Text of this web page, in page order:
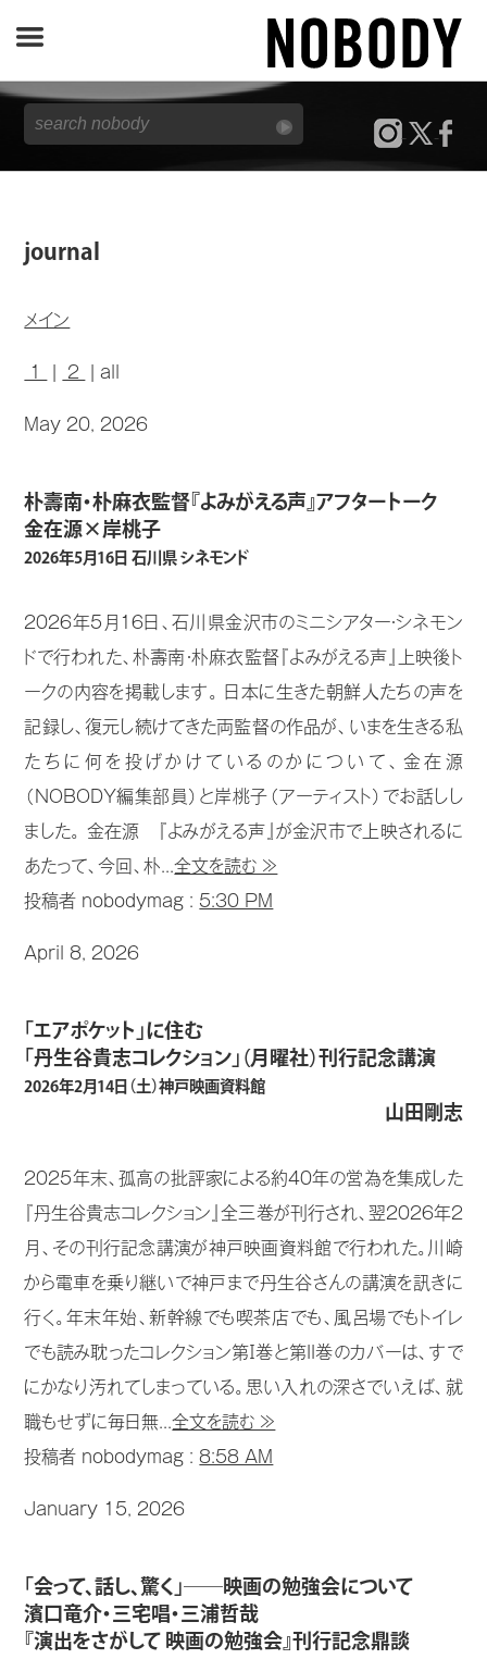
JOURNAL
SPECIAL
REPORT
journal
メイン
1 2 | all
May 20, 2026
朴壽南・朴麻衣監督『よみがえる声』アフタートーク
金在源×岸桃子
2026年5月16日 石川県 シネモンド
2026年5月16日、石川県金沢市のミニシアター・シネモン
ドで行われた、朴壽南・朴麻衣監督『よみがえる声』上映後ト
ークの内容を掲載します。 日本に生きた朝鮮人たちの声を
記録し、復元し続けてきた両監督の作品が、いまを生きる私
たちに何を投げかけているのかについて、金在源
（NOBODY編集部員）と岸桃子（アーティスト）でお話しし
ました。 金在源 『よみがえる声』が金沢市で上映されるに
あたって、今回、朴...全文を読む ≫
投稿者 nobodymag : 5:30 PM
April 8, 2026
「エアポケット」に住む
「丹生谷貴志コレクション」（月曜社）刊行記念講演
2026年2月14日（土）神戸映画資料館
山田剛志
2025年末、孤高の批評家による約40年の営為を集成した
『丹生谷貴志コレクション』全三巻が刊行され、翌2026年2
月、その刊行記念講演が神戸映画資料館で行われた。川崎
から電車を乗り継いで神戸まで丹生谷さんの講演を訊きに
行く。年末年始、新幹線でも喫茶店でも、風呂場でもトイレ
でも読み耽ったコレクション第Ⅰ巻と第II巻のカバーは、すで
にかなり汚れてしまっている。思い入れの深さでいえば、就
職もせずに毎日無...全文を読む ≫
投稿者 nobodymag :8:58 AM
January 15, 2026
「会って、話し、驚く」──映画の勉強会について
濱口竜介・三宅唱・三浦哲哉
『演出をさがして 映画の勉強会』刊行記念鼎談